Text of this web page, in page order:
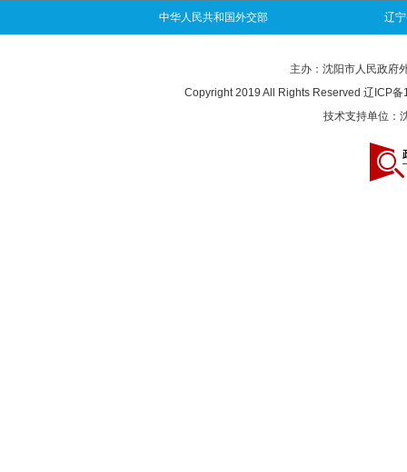
中华人民共和国外交部 辽
主办：沈阳市人民政府
Copyright 2019 All Rights Reserved 辽ICP备
技术支持单位：